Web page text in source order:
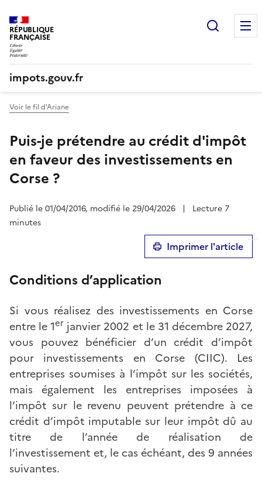
RÉPUBLIQUE
FRANÇAISE
impots.gouv.fr
Voir le fil d'Ariane
Puis-je prétendre au crédit d'impôt
en faveur des investissements en
Corse ?
Publié le 01/04/2016, modifié le 29/04/2026 |
Lecture 7
minutes
Imprimer l'article
Conditions d’application
Si vous réalisez des investissements en Corse
entre le 1er janvier 2002 et le 31 décembre 2027,
vous pouvez bénéficier d’un crédit d’impôt
pour investissements en Corse (CIIC). Les
entreprises soumises à l’impôt sur les sociétés,
mais également les entreprises imposées à
l’impôt sur le revenu peuvent prétendre à ce
crédit d’impôt imputable sur leur impôt dû au
titre de l’année de réalisation de
l’investissement et, le cas échéant, des 9 années
suivantes.